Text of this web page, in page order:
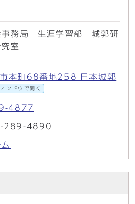
務局 生涯学習部 城郭研
室
本町68番地258 日本城郭
ンドウで開く
4877
289-4890